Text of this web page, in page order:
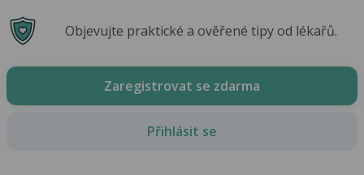
Objevujte praktické a ověřené tipy od lékařů.
Zaregistrovat se zdarma
Přihlásit se